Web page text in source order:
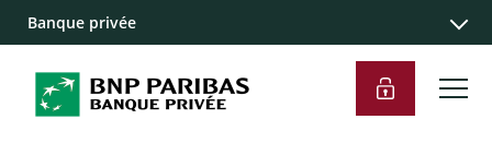
Banque privée